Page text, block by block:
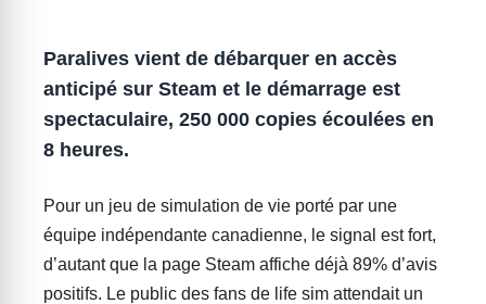
Paralives vient de débarquer en accès
anticipé sur Steam et le démarrage est
spectaculaire, 250 000 copies écoulées en
8 heures.
Pour un jeu de simulation de vie porté par une
équipe indépendante canadienne, le signal est fort,
d’autant que la page Steam affiche déjà 89% d’avis
positifs. Le public des fans de life sim attendait un